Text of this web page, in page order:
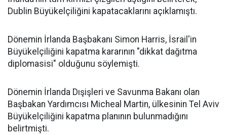
Dublin Büyükelçiliğini kapatacaklarını açıklamıştı.
Dönemin İrlanda Başbakanı Simon Harris, İsrail'in
Büyükelçiliğini kapatma kararının "dikkat dağıtma
diplomasisi" olduğunu söylemişti.
Dönemin İrlanda Dışişleri ve Savunma Bakanı olan
Başbakan Yardımcısı Micheal Martin, ülkesinin Tel Aviv
Büyükelçiliğini kapatma planının bulunmadığını
belirtmişti.